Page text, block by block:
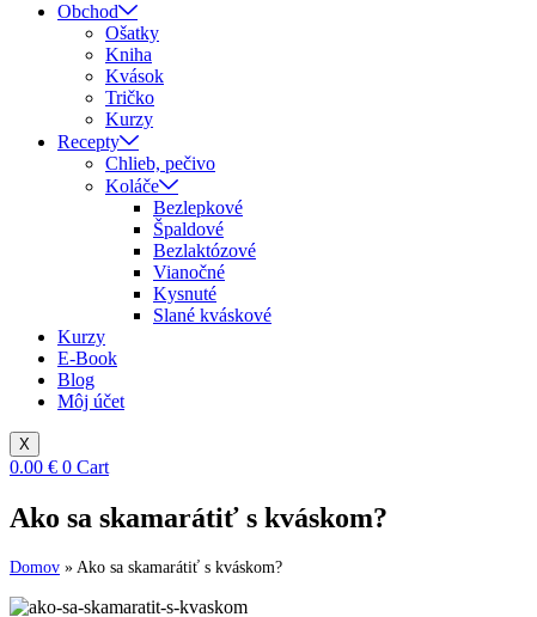
Obchod
Ošatky
Kniha
Kvások
Tričko
Kurzy
Recepty
Chlieb, pečivo
Koláče
Bezlepkové
Špaldové
Bezlaktózové
Vianočné
Kysnuté
Slané kváskové
Kurzy
E-Book
Blog
Môj účet
X
0.00 € 0 Cart
Ako sa skamarátiť s kváskom?
Domov » Ako sa skamarátiť s kváskom?